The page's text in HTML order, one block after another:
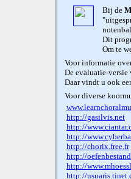
Bij de
Dit
Om te
Voor informatie
De evaluatie-versie
Daar vindt u ook
Voor diverse
http://gasilvis.net
http://
http://
http://chorix.free.fr
http://
http://
http://